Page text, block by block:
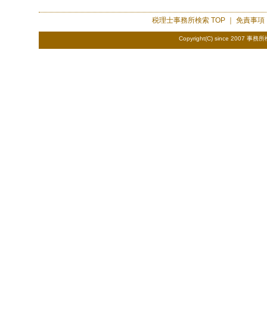
税理士事務所検索TOP ｜ 免責事項
Copyright(C) since 2007 事務所